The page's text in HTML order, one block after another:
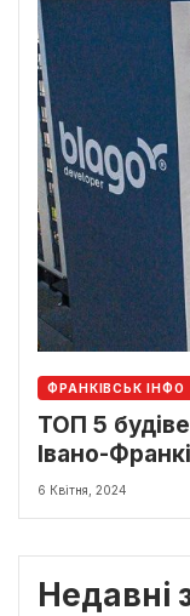
ФРАНКІВСЬК ІНФО
ТОП 5
Івано-
6 Квітня, 2024
Недавні